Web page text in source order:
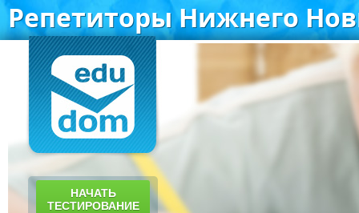
Репетиторы Нижнего
НАЧАТЬ
ТЕСТИРОВАНИЕ